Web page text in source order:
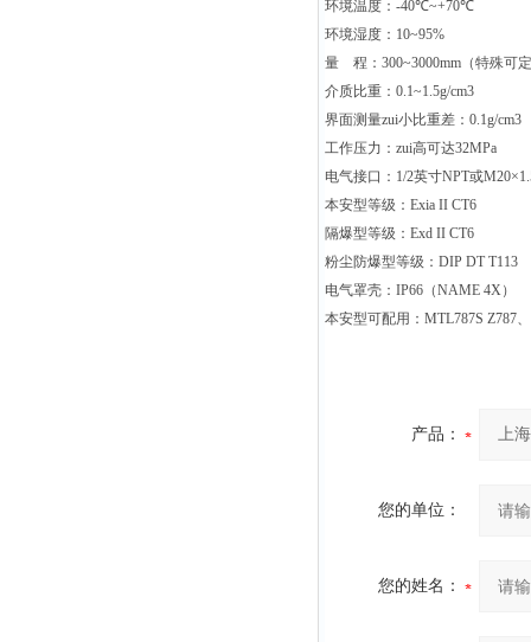
环境温度： -40℃~+70℃
环境湿度： 10~95%
量
程： 300~3000mm （特殊可
介质比重： 0.1~1.5g/cm3
界面测量zui小比重差： 0.1g/cm3
工作压力：zui高可达32MPa
电气接口： 1/2英寸NPT或M20×
本安型等级： Exia II CT6
隔爆型等级： Exd II CT6
粉尘防爆型等级： DIP DT T113
电气罩壳： IP66 （NAME 4X）
本安型可配用： MTL787S Z787、
产品：
您的单位：
您的姓名：